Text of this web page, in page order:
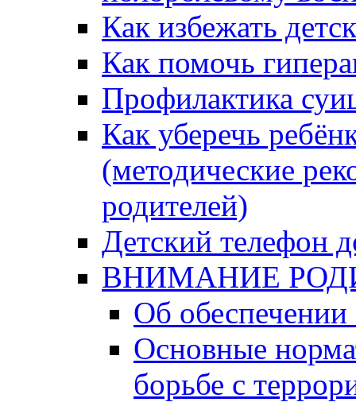
Как избежать
Как помочь
Профилактика
Как уберечь
(методические
родителей)
Детский телефон
ВНИМАНИЕ
Об обеспечении
Основные
борьбе с